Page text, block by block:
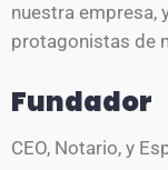
nuestra empresa,
protagonistas de
Fundador
CEO, Notario, y